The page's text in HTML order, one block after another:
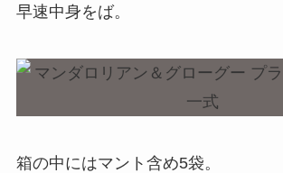
早速中身をば。
箱の中にはマント含め5袋。